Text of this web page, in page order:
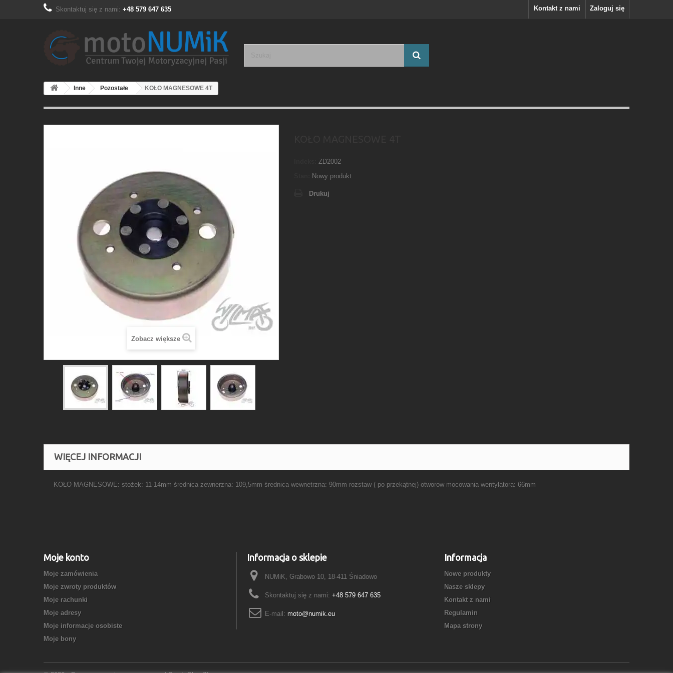
Zaloguj się
Kontakt z nami
Skontaktuj się z nami: +48 579 647 635
Inne Pozostałe KOŁO MAGNESOWE 4T
Zobacz większe
ZD2002
Nowy produkt
Drukuj
WIĘCEJ INFORMACJI
KOŁO MAGNESOWE: stożek: 11-14mm średnica zewnerzna: 109,5mm średnica wewnetrzna: 90mm rozstaw ( po przekątnej) otworow mocowania wentylatora: 66mm
Moje konto
Moje zamówienia
Moje zwroty produktów
Moje rachunki
Moje adresy
Moje informacje osobiste
Moje bony
Informacja o sklepie
NUMiK, Grabowo 10, 18-411 Śniadowo
Skontaktuj się z nami: +48 579 647 635
E-mail: moto@numik.eu
Informacja
Nowe produkty
Nasze sklepy
Kontakt z nami
Regulamin
Mapa strony